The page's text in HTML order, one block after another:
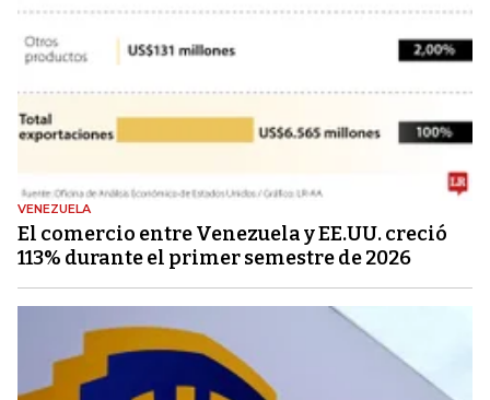
VENEZUELA
El comercio entre Venezuela y EE.UU. creció
113% durante el primer semestre de 2026